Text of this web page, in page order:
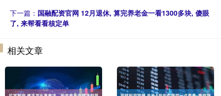
下一篇： 国融配资官网 12月退休, 算完养老金一看1300多块, 傻眼
了, 来帮看看核定单
相关文章